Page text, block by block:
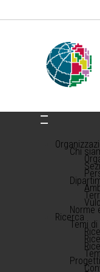
Chi
Norme
Ricerca
Temi